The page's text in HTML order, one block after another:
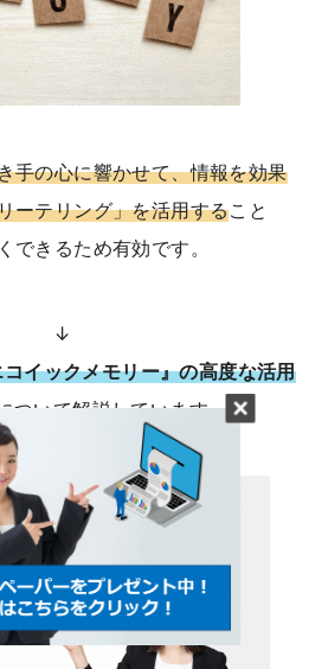
手の心に響かせて、情報を効果
ーテリング」を活用すること
できるため有効です。
↓
イックメモリー』の高度な活用
ついて解説しています。